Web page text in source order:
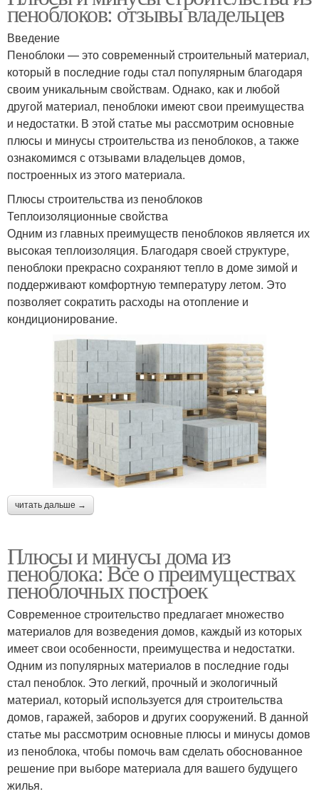
пеноблоков: отзывы владельцев
Введение
Пеноблоки — это современный строительный материал,
который в последние годы стал популярным благодаря
своим уникальным свойствам. Однако, как и любой
другой материал, пеноблоки имеют свои преимущества
и недостатки. В этой статье мы рассмотрим основные
плюсы и минусы строительства из пеноблоков, а также
ознакомимся с отзывами владельцев домов,
построенных из этого материала.
Плюсы строительства из пеноблоков
Теплоизоляционные свойства
Одним из главных преимуществ пеноблоков является их
высокая теплоизоляция. Благодаря своей структуре,
пеноблоки прекрасно сохраняют тепло в доме зимой и
поддерживают комфортную температуру летом. Это
позволяет сократить расходы на отопление и
кондиционирование.
читать дальше →
Плюсы и минусы дома из
пеноблока: Все о преимуществах
пеноблочных построек
Современное строительство предлагает множество
материалов для возведения домов, каждый из которых
имеет свои особенности, преимущества и недостатки.
Одним из популярных материалов в последние годы
стал пеноблок. Это легкий, прочный и экологичный
материал, который используется для строительства
домов, гаражей, заборов и других сооружений. В данной
статье мы рассмотрим основные плюсы и минусы домов
из пеноблока, чтобы помочь вам сделать обоснованное
решение при выборе материала для вашего будущего
жилья.